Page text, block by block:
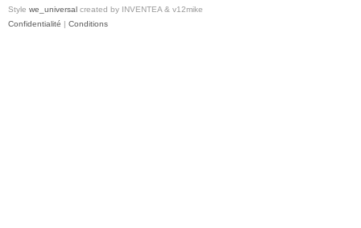
Style we_universal created by INVENTEA & v12mike
Confidentialité | Conditions